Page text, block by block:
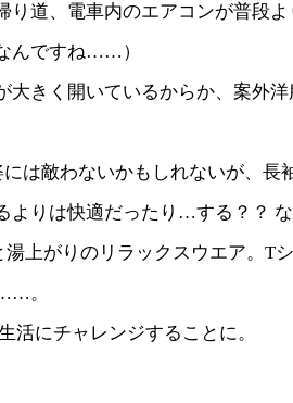
道、電車内のエアコンが普段
んですね……）
きく開いているからか、案外洋
は敵わないかもしれないが、長
りは快適だったり…する？？ な
上がりのリラックスウエア。T
。
活にチャレンジすることに。